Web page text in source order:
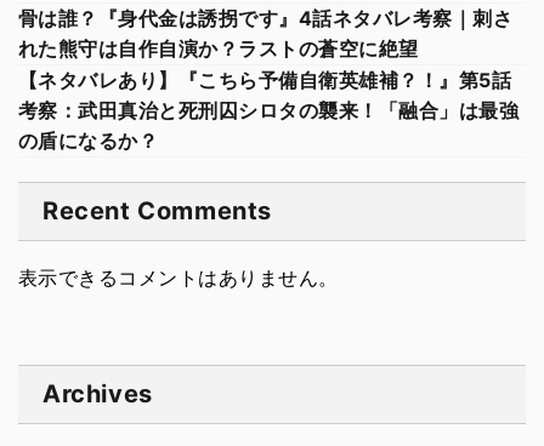
骨は誰？『身代金は誘拐です』4話ネタバレ考察｜刺さ
れた熊守は自作自演か？ラストの蒼空に絶望
【ネタバレあり】『こちら予備自衛英雄補？！』第5話
考察：武田真治と死刑囚シロタの襲来！「融合」は最強
の盾になるか？
Recent Comments
表示できるコメントはありません。
Archives